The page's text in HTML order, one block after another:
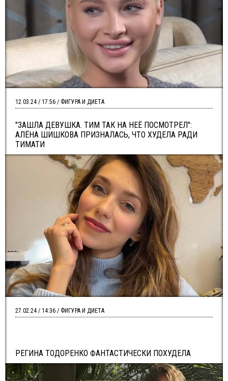
"ЗАШЛА ДЕВУШКА. ТИМ ТАК НА НЕЁ ПОСМОТРЕЛ":
АЛЁНА ШИШКОВА ПРИЗНАЛАСЬ, ЧТО ХУДЕЛА РАДИ
ТИМАТИ
12.03.24 / 17:56 / ФИГУРА И ДИЕТА
РЕГИНА ТОДОРЕНКО ФАНТАСТИЧЕСКИ ПОХУДЕЛА
27.02.24 / 14:36 / ФИГУРА И ДИЕТА